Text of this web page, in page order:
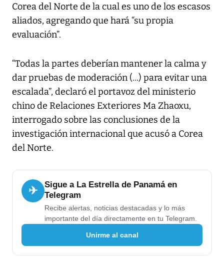
Corea del Norte de la cual es uno de los escasos
aliados, agregando que hará “su propia
evaluación”.
“Todas la partes deberían mantener la calma y
dar pruebas de moderación (...) para evitar una
escalada”, declaró el portavoz del ministerio
chino de Relaciones Exteriores Ma Zhaoxu,
interrogado sobre las conclusiones de la
investigación internacional que acusó a Corea
del Norte.
✈
Sigue a La Estrella de Panamá en
Telegram
Recibe alertas, noticias destacadas y lo más
importante del día directamente en tu Telegram.
Unirme al canal